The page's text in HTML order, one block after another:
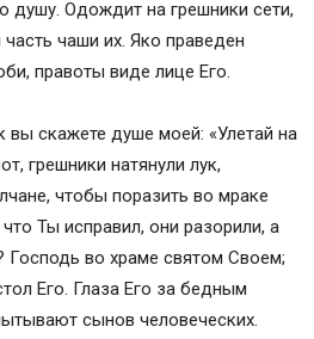
душу. Одождит на грешники сети,
чаши их. Яко праведен
правоты виде лице Его.
вы скажете душе моей: «Улетай на
грешники натянули лук,
чтобы поразить во мраке
Ты исправил, они разорили, а
Господь во храме святом Своем;
Его. Глаза Его за бедным
сынов человеческих.